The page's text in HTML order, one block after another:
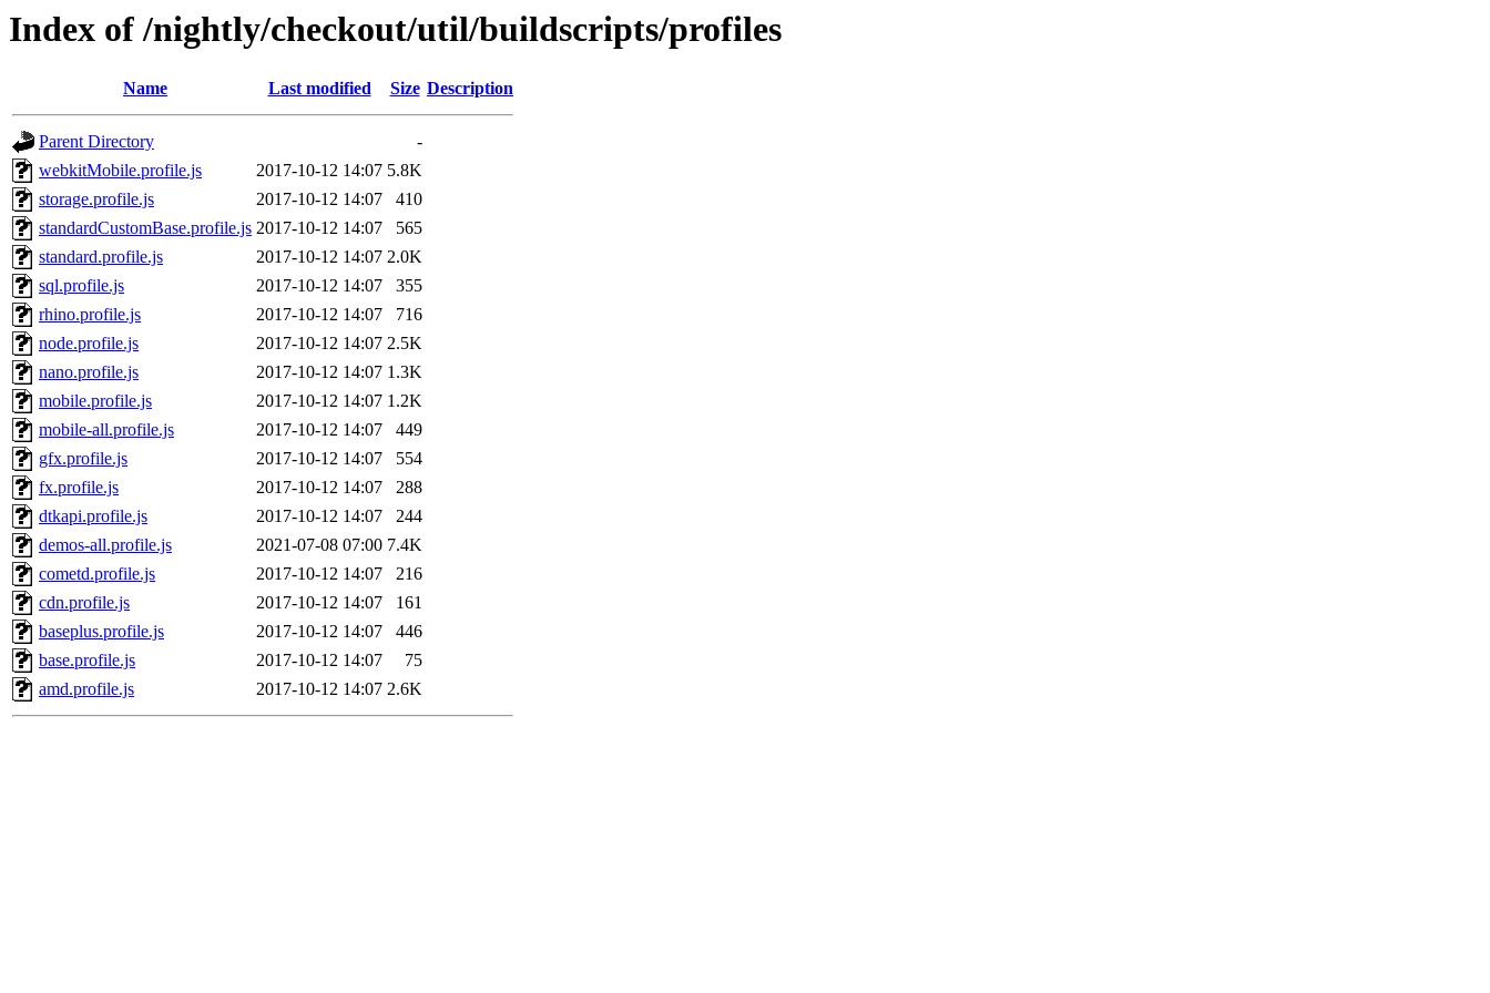
Index of /nightly/checkout/util/buildscripts/profiles
Name Last modified Size Description
Parent Directory
-
webkitMobile.profile.js
2017-10-12 14:07 5.8K
storage.profile.js
2017-10-12 14:07
410
standardCustomBase.profile.js 2017-10-12 14:07
565
standard.profile.js
2017-10-12 14:07 2.0K
sql.profile.js
2017-10-12 14:07
355
rhino.profile.js
2017-10-12 14:07
716
node.profile.js
2017-10-12 14:07 2.5K
nano.profile.js
2017-10-12 14:07 1.3K
mobile.profile.js
2017-10-12 14:07 1.2K
mobile-all.profile.js
2017-10-12 14:07
449
gfx.profile.js
2017-10-12 14:07
554
fx.profile.js
2017-10-12 14:07
288
dtkapi.profile.js
2017-10-12 14:07
244
demos-all.profile.js
2021-07-08 07:00 7.4K
cometd.profile.js
2017-10-12 14:07
216
cdn.profile.js
2017-10-12 14:07
161
baseplus.profile.js
2017-10-12 14:07
446
base.profile.js
2017-10-12 14:07
75
amd.profile.js
2017-10-12 14:07 2.6K